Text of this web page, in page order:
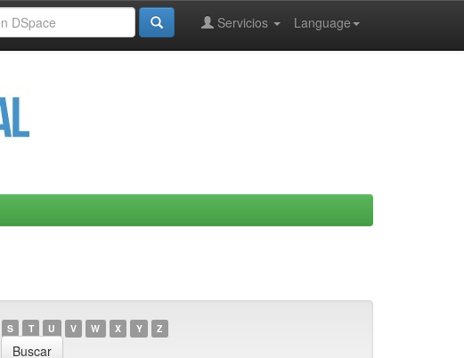
Language
Servicios
S T U V W X Y Z